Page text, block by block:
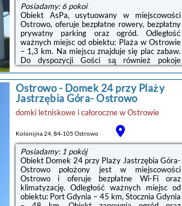
Posiadamy: 6 pokoi
Obiekt AsPa, usytuowany w miejscowości
Ostrowo, oferuje bezpłatne rowery, bezpłatny
prywatny parking oraz ogród. Odległość
ważnych miejsc od obiektu: Plaża w Ostrowie
– 1,3 km. Na miejscu znajduje się plac zabaw.
Do dyspozycji Gości są również pokoje
rodzinne. Oferta pensjonatu B&B obejmuje
wannę z hydromasażem, bezpłatne Wi-Fi we
wszystkich pomieszczeniach oraz wspólną
kuchnię.W każdej opcji zakwaterowania
znajduje się prywatna łazienka. Niektóre
pokoje mają również taras, a z innych roztacza
się widok na ogród. W każdym pokoju w
obiekcie zapewniono prywatną
łazienkę.Odległość ...
Ostrowo- Domek 24 przy Plaży
Jastrzębia Góra- Ostrowo
domki letniskowe i całorocznewOstrowie
Kolonijna 24, 84-105 Ostrowo
Posiadamy: 1 pokój
Obiekt Domek 24 przy Plaży Jastrzębia Góra-
Ostrowo położony jest w miejscowości
Ostrowo i oferuje bezpłatne Wi-Fi oraz
klimatyzację. Odległość ważnych miejsc od
obiektu: Port Gdynia – 45 km, Stocznia Gdynia